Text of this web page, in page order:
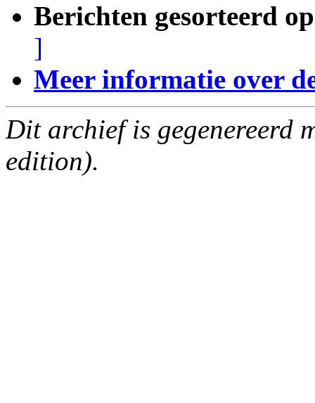
Berichten gesorteerd
]
Meer informatie over
Dit archief is gegenereerd
edition).